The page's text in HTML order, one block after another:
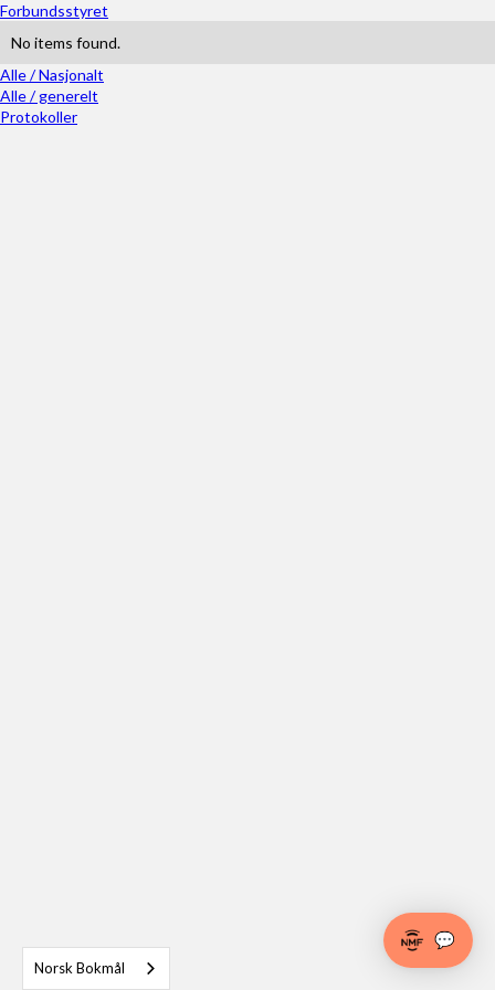
Forbundsstyret
No items found.
Alle / Nasjonalt
Alle / generelt
Protokoller
Norsk Bokmål
💬